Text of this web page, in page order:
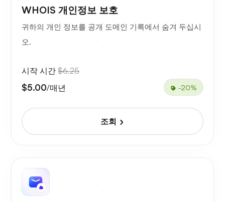
WHOIS 개인정보 보호
귀하의 개인 정보를 공개 도메인 기록에서 숨겨 두십시
오.
시작 시간 $6.25
$5.00/매년 -20%
조회